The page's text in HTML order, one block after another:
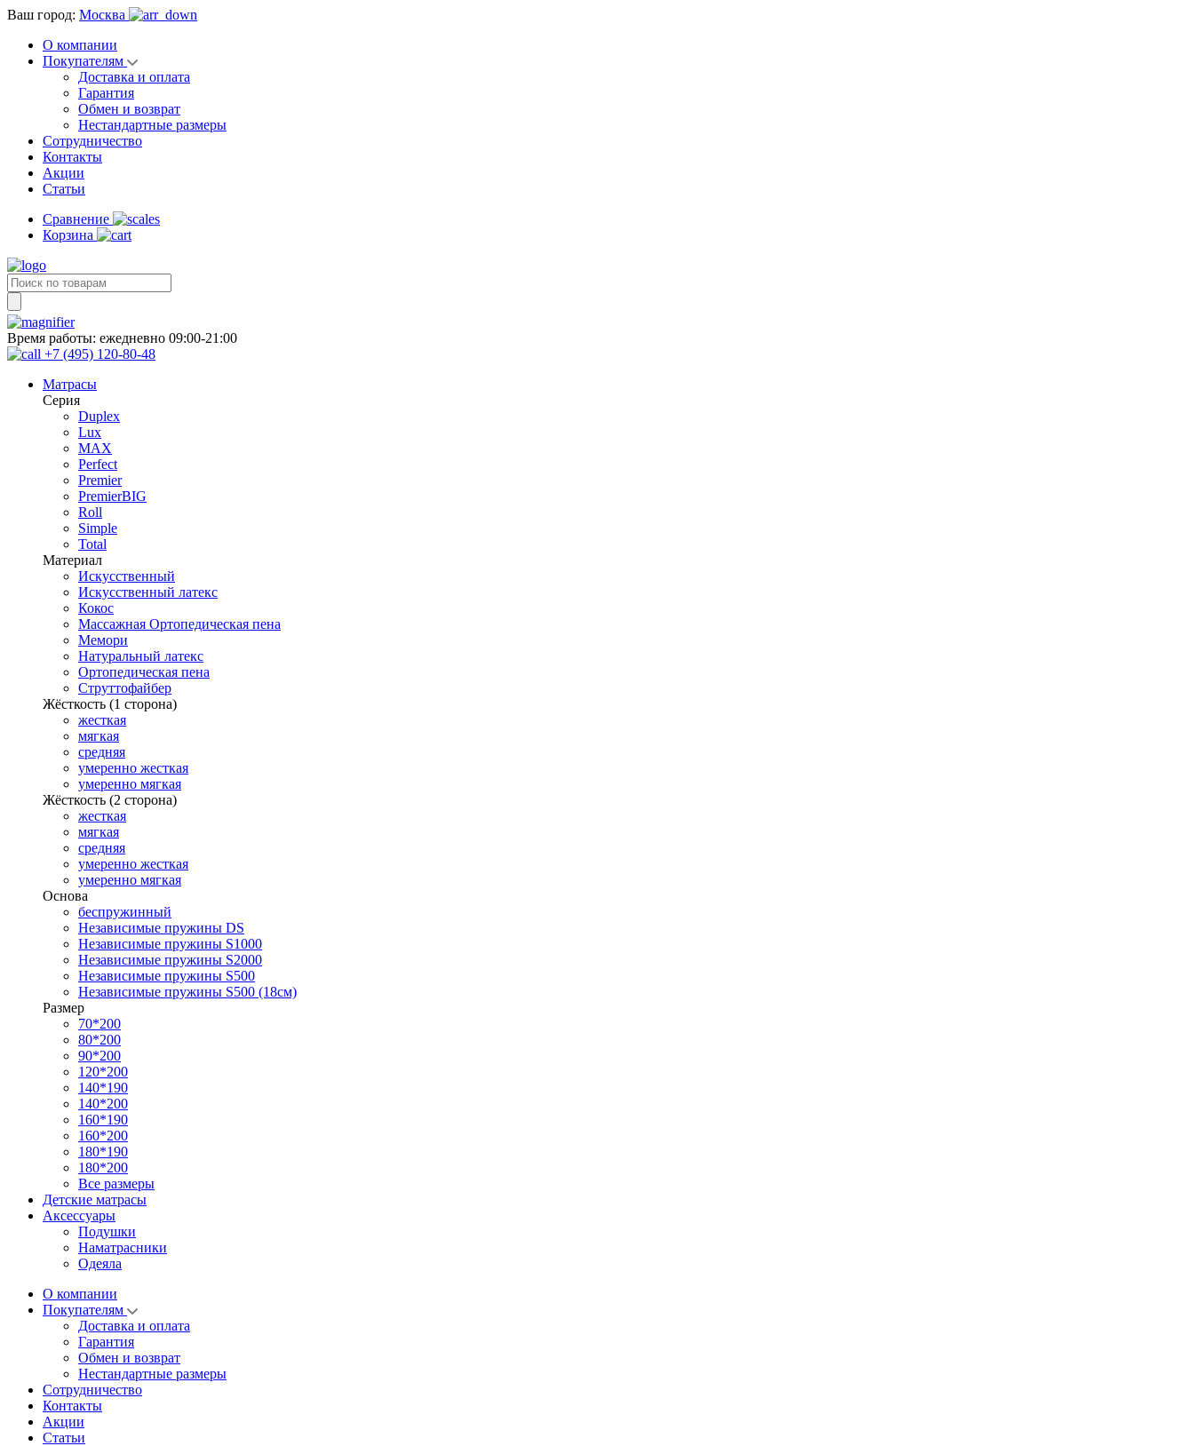
Ваш город: Москва
О компании
Покупателям
Доставка и оплата
Гарантия
Обмен и возврат
Нестандартные размеры
Сотрудничество
Контакты
Акции
Статьи
Сравнение
Корзина
Время работы: ежедневно 09:00-21:00
+7 (495) 120-80-48
Матрасы
Серия
Duplex
Lux
MAX
Perfect
Premier
PremierBIG
Roll
Simple
Total
Материал
Искусственный
Искусственный латекс
Кокос
Массажная Ортопедическая пена
Мемори
Натуральный латекс
Ортопедическая пена
Струттофайбер
Жёсткость (1 сторона)
жесткая
мягкая
средняя
умеренно жесткая
умеренно мягкая
Жёсткость (2 сторона)
жесткая
мягкая
средняя
умеренно жесткая
умеренно мягкая
Основа
беспружинный
Независимые пружины DS
Независимые пружины S1000
Независимые пружины S2000
Независимые пружины S500
Независимые пружины S500 (18см)
Размер
70*200
80*200
90*200
120*200
140*190
140*200
160*190
160*200
180*190
180*200
Все размеры
Детские матрасы
Аксессуары
Подушки
Наматрасники
Одеяла
О компании
Покупателям
Доставка и оплата
Гарантия
Обмен и возврат
Нестандартные размеры
Сотрудничество
Контакты
Акции
Статьи